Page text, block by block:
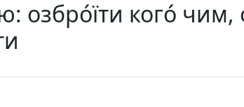
озбро́їти кого́